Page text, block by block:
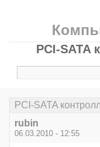
PCI-SATA
PCI-SATA
rubin
06.03.2010 - 12:55